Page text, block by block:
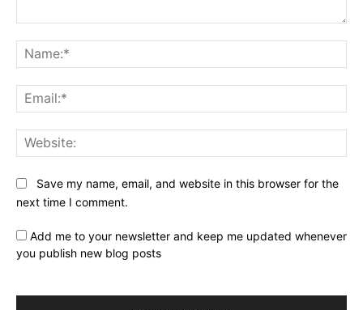
Save my name, email, and website in this browser for the
next time I comment.
Add me to your newsletter and keep me updated whenever
you publish new blog posts